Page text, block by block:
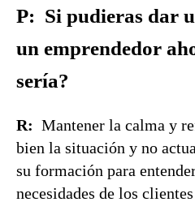
P: Si pudieras dar
un emprendedor
sería?
R: Mantener la calma y
bien la situación y no
su formación para
necesidades de los